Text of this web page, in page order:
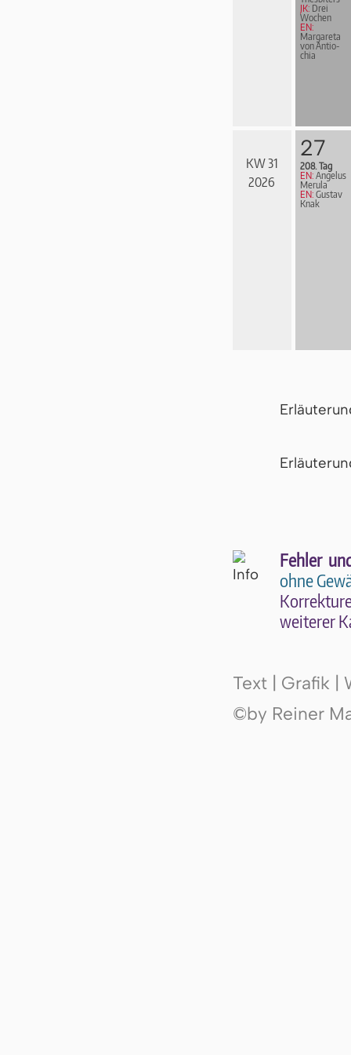
JK: Drei
Wochen
EN:
Margareta
von An­ti­o­
chia
KW 31
2026
27
208. Tag
EN: Angelus
Merula
EN: Gustav
Knak
Fehler
ohne
wei­te­rer
Text | Grafik |
©by Reiner